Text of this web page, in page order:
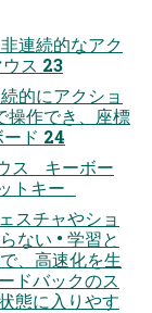
連続的なアク
ス 23
的にアクショ
操作でき、座標
ード 24
ス キーボー
トキー
スチャやショ
ない • 学習と
、高速化を生
ドバックのス
態に入りやす